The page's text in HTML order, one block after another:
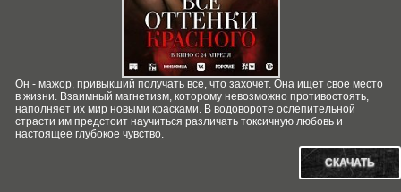
Он - мажор, привыкший получать все, что захочет. Она ищет свое место
в жизни. Взаимный магнетизм, которому невозможно противостоять,
наполняет их мир новыми красками. В водовороте ослепительной
страсти им предстоит научиться различать токсичную любовь и
настоящее глубокое чувство.
СКАЧАТЬ